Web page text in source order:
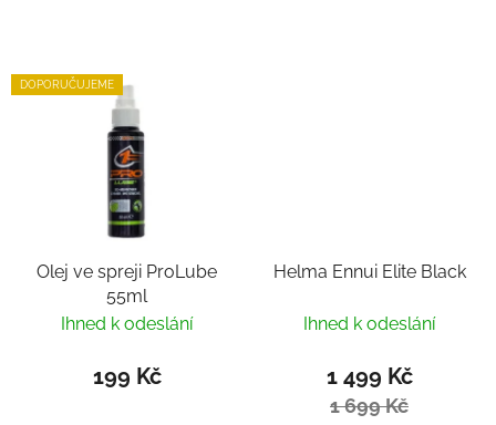
DOPORUČUJEME
Olej ve spreji ProLube
55ml
Ihned k odeslání
199 Kč
Helma Ennui Elite Black
Ihned k odeslání
1 499 Kč
1 699 Kč